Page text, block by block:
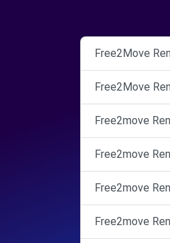
Free2Move
Free2Move
Free2move
Free2move
Free2move
Free2move